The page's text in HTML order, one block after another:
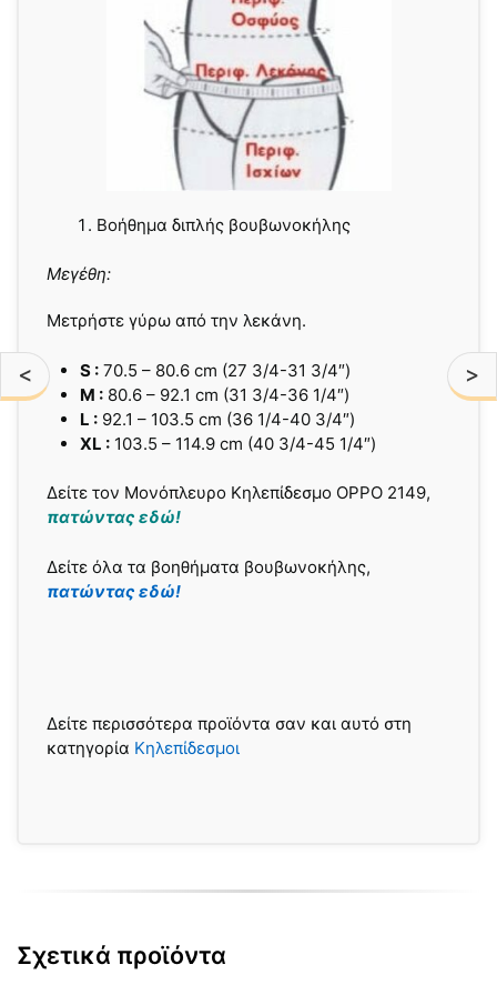
< >
Βοήθημα διπλής βουβωνοκήλης
Μεγέθη:
Μετρήστε γύρω από την λεκάνη.
S : 70.5 – 80.6 cm (27 3/4-31 3/4″)
M : 80.6 – 92.1 cm (31 3/4-36 1/4″)
L : 92.1 – 103.5 cm (36 1/4-40 3/4″)
XL : 103.5 – 114.9 cm (40 3/4-45 1/4″)
Δείτε τον Μονόπλευρο Κηλεπίδεσμο OPPO 2149,
πατώντας εδώ!
Δείτε όλα τα βοηθήματα βουβωνοκήλης,
πατώντας εδώ!
Δείτε περισσότερα προϊόντα σαν και αυτό στη
κατηγορία Κηλεπίδεσμοι
Σχετικά προϊόντα